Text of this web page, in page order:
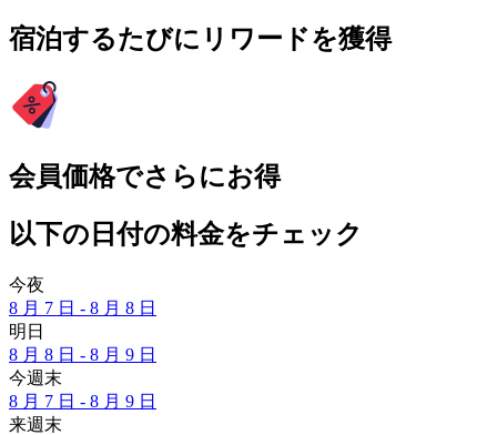
宿泊するたびにリワードを獲得
会員価格でさらにお得
以下の日付の料金をチェック
今夜
8 月 7 日 - 8 月 8 日
明日
8 月 8 日 - 8 月 9 日
今週末
8 月 7 日 - 8 月 9 日
来週末